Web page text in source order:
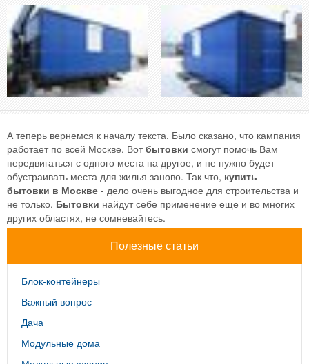
А теперь вернемся к началу текста. Было сказано, что кампания
работает по всей Москве. Вотбытовки смогут помочь Вам
передвигаться с одного места на другое, и не нужно будет
обустраивать места для жилья заново. Так что, купить
бытовки в Москве - дело очень выгодное для строительства и
не только. Бытовки найдут себе применение еще и во многих
других областях, не сомневайтесь.
Полезные статьи
Блок-контейнеры
Важный вопрос
Дача
Модульные дома